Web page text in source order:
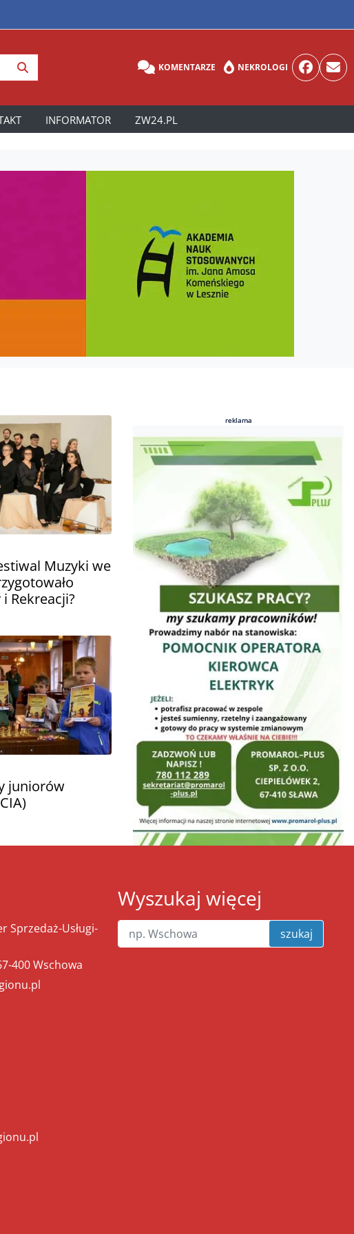
KOMENTARZE NEKROLOGI
INFORMATOR ZW24.PL
Muzyki we
Rekreacji?
juniorów
reklama
reklama
Sprzedaż-Usługi-
400 Wschowa
Wyszukaj więcej
szukaj